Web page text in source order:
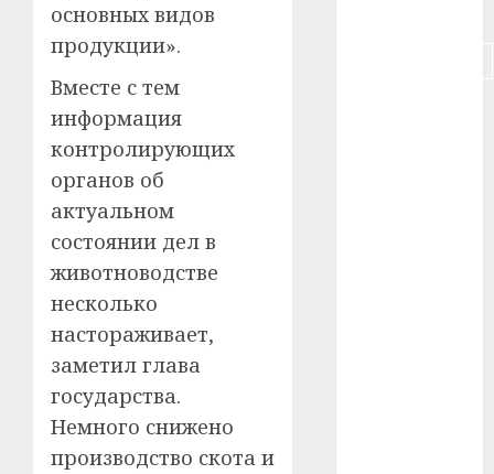
основных видов
продукции».
Вместе с тем
информация
контролирующих
органов об
актуальном
состоянии дел в
животноводстве
несколько
настораживает,
заметил глава
государства.
Немного снижено
производство скота и